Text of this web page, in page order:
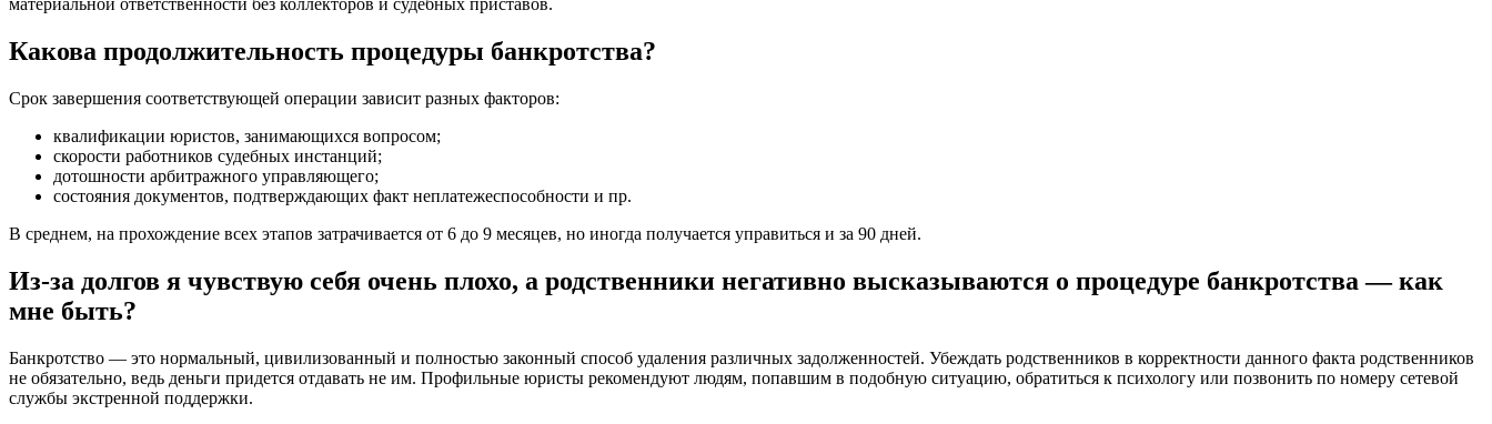
материальной ответственности без коллекторов и судебных приставов.
Какова продолжительность процедуры банкротства?
Срок завершения соответствующей операции зависит разных факторов:
квалификации юристов, занимающихся вопросом;
скорости работников судебных инстанций;
дотошности арбитражного управляющего;
состояния документов, подтверждающих факт неплатежеспособности и пр.
В среднем, на прохождение всех этапов затрачивается от 6 до 9 месяцев, но иногда получается управиться и за 90 дней.
Из-за долгов я чувствую себя очень плохо, а родственники негативно высказываются о процедуре банкротства — как
мне быть?
Банкротство — это нормальный, цивилизованный и полностью законный способ удаления различных задолженностей. Убеждать родственников в корректности данного факта родственников
не обязательно, ведь деньги придется отдавать не им. Профильные юристы рекомендуют людям, попавшим в подобную ситуацию, обратиться к психологу или позвонить по номеру сетевой
службы экстренной поддержки.